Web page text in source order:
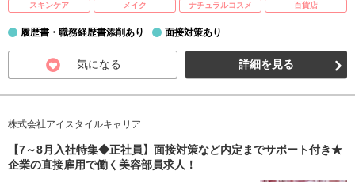
スキンケア
メイク ナチュラルコスメ 百貨店
履歴書・職務経歴書添削あり 面接対策あり
気になる 詳細を見る
株式会社アイスタイルキャリア
【7～8月入社特集◆正社員】面接対策など内定までサポート付き★
企業の直接雇用で働く美容部員求人！